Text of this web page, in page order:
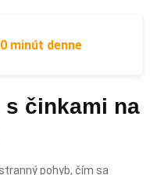
minút denne
činkami na
pohyb, čím sa